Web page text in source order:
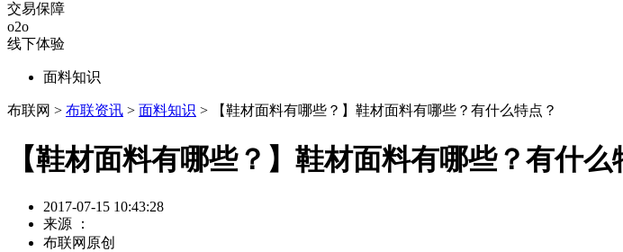
交易保障
o2o
线下体验
面料知识
布联网 > 布联资讯 > 面料知识 > 【鞋材面料有哪些？】鞋材面料有哪些？有什么特点？
【鞋材面料有哪些？】鞋材面料有哪些？有什么
2017-07-15 10:43:28
来源 ：
布联网原创